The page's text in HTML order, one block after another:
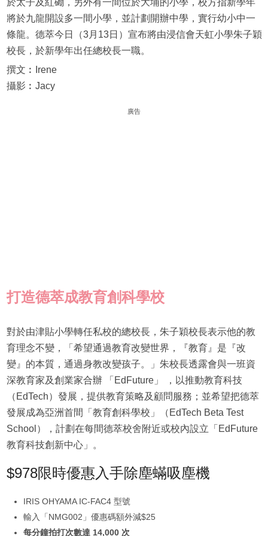
於太子及紅磡，另外有一間位於大埔的小學，校方指新學年
將於九龍開設多一間小學，並計劃開辦中學，實行幼小中一
條龍。德萃今日（3月13日）宣布將由浸信會天虹小學朱子穎
校長，於新學年出任總校長一職。
撰文︰Irene
攝影︰Jacy
廣告
打造德萃成教育創科學校
對於由津貼小學轉任私校的總校長，朱子穎校長表示他的教
育理念不變，「希望通過教育改變世界，『教育』是『改
變』的本質，通過身教改變孩子。」朱校長透露會與一班資
深教育家及創業家合辦 「EdFuture」 ，以推動教育科技
（EdTech）發展，提供教育策略及顧問服務；並希望把德萃
發展成為亞洲首間「教育創科學校」（EdTech Beta Test
School），計劃在每間德萃校舍附近或校內設立「EdFuture
教育科技創新中心」。
$978限時優惠入手除塵蟎吸塵機
IRIS OHYAMA IC-FAC4 型號
輸入「NMG002」優惠碼額外減$25
每分鐘拍打次數達 14,000 次